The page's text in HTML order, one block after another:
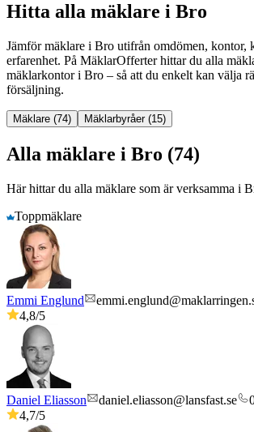
Hitta alla mäklare i Bro
Jämför mäklare i Bro utifrån omdömen, kontor,
erfarenhet. På MäklarOfferter hittar du alla
mäklarkontori Bro – så att du enkelt kan välja
försäljning.
Mäklare (74) Mäklarbyråer (15)
Alla mäklare i Bro (74)
Här hittar du alla mäklare som är verksamma i
Toppmäklare
Emmi Englund
4,8/5
Daniel Eliasson daniel.eliasson@lansfast.se
4,7/5